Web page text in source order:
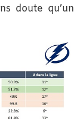
doute qu’un